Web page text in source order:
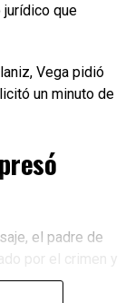
que
Vega pidió
un minuto de
el padre de
por el crimen y